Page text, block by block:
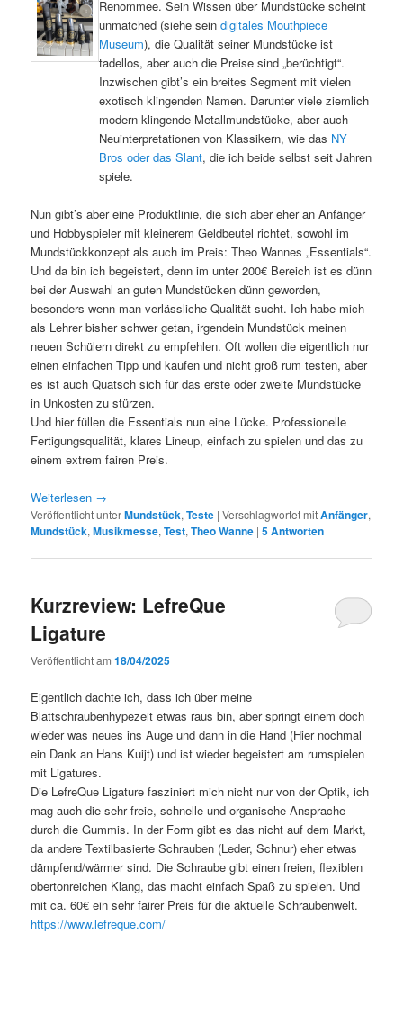
Renommee. Sein Wissen über Mundstücke scheint
unmatched (siehe seindigitales Mouthpiece
Museum), die Qualität seiner Mundstücke ist
tadellos, aber auch die Preise sind „berüchtigt“.
Inzwischen gibt’s ein breites Segment mit vielen
exotisch klingenden Namen. Darunter viele ziemlich
modern klingende Metallmundstücke, aber auch
Neuinterpretationen von Klassikern, wie das NY
Bros oder das Slant, die ich beide selbst seit Jahren
spiele.
Nun gibt’s aber eine Produktlinie, die sich aber eher an Anfänger
und Hobbyspieler mit kleinerem Geldbeutel richtet, sowohl im
Mundstückkonzept als auch im Preis: Theo Wannes „Essentials“.
Und da bin ich begeistert, denn im unter 200€ Bereich ist es dünn
bei der Auswahl an guten Mundstücken dünn geworden,
besonders wenn man verlässliche Qualität sucht. Ich habe mich
als Lehrer bisher schwer getan, irgendein Mundstück meinen
neuen Schülern direkt zu empfehlen. Oft wollen die eigentlich nur
einen einfachen Tipp und kaufen und nicht groß rum testen, aber
es ist auch Quatsch sich für das erste oder zweite Mundstücke
in Unkosten zu stürzen.
Und hier füllen die Essentials nun eine Lücke. Professionelle
Fertigungsqualität, klares Lineup, einfach zu spielen und das zu
einem extrem fairen Preis.
Weiterlesen →
Veröffentlicht unterMundstück,Teste |Verschlagwortet mitAnfänger,
Mundstück,Musikmesse,Test,Theo Wanne |5Antworten
Kurzreview: LefreQue
Ligature
Veröffentlicht am18/04/2025
Eigentlich dachte ich, dass ich über meine
Blattschraubenhypezeit etwas raus bin, aber springt einem doch
wieder was neues ins Auge und dann in die Hand (Hier nochmal
ein Dank an Hans Kuijt) und ist wieder begeistert am rumspielen
mit Ligatures.
Die LefreQue Ligature fasziniert mich nicht nur von der Optik, ich
mag auch die sehr freie, schnelle und organische Ansprache
durch die Gummis. In der Form gibt es das nicht auf dem Markt,
da andere Textilbasierte Schrauben (Leder, Schnur) eher etwas
dämpfend/wärmer sind. Die Schraube gibt einen freien, flexiblen
obertonreichen Klang, das macht einfach Spaß zu spielen. Und
mit ca. 60€ ein sehr fairer Preis für die aktuelle Schraubenwelt.
https://www.lefreque.com/